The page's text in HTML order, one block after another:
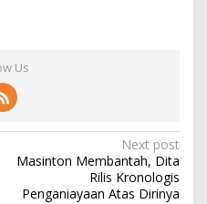
Us
Next post
Masinton Membantah, Dita
Rilis Kronologis
Penganiayaan Atas Dirinya